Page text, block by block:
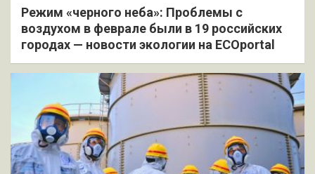
Режим «черного неба»: Проблемы с
воздухом в феврале были в 19 российских
городах — новости экологии на ECOportal